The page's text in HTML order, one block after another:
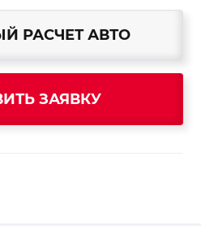
РАСЧЕТ АВТО
ОТПРАВИТЬ ЗАЯВКУ